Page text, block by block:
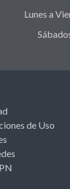
Lunes a
de Uso